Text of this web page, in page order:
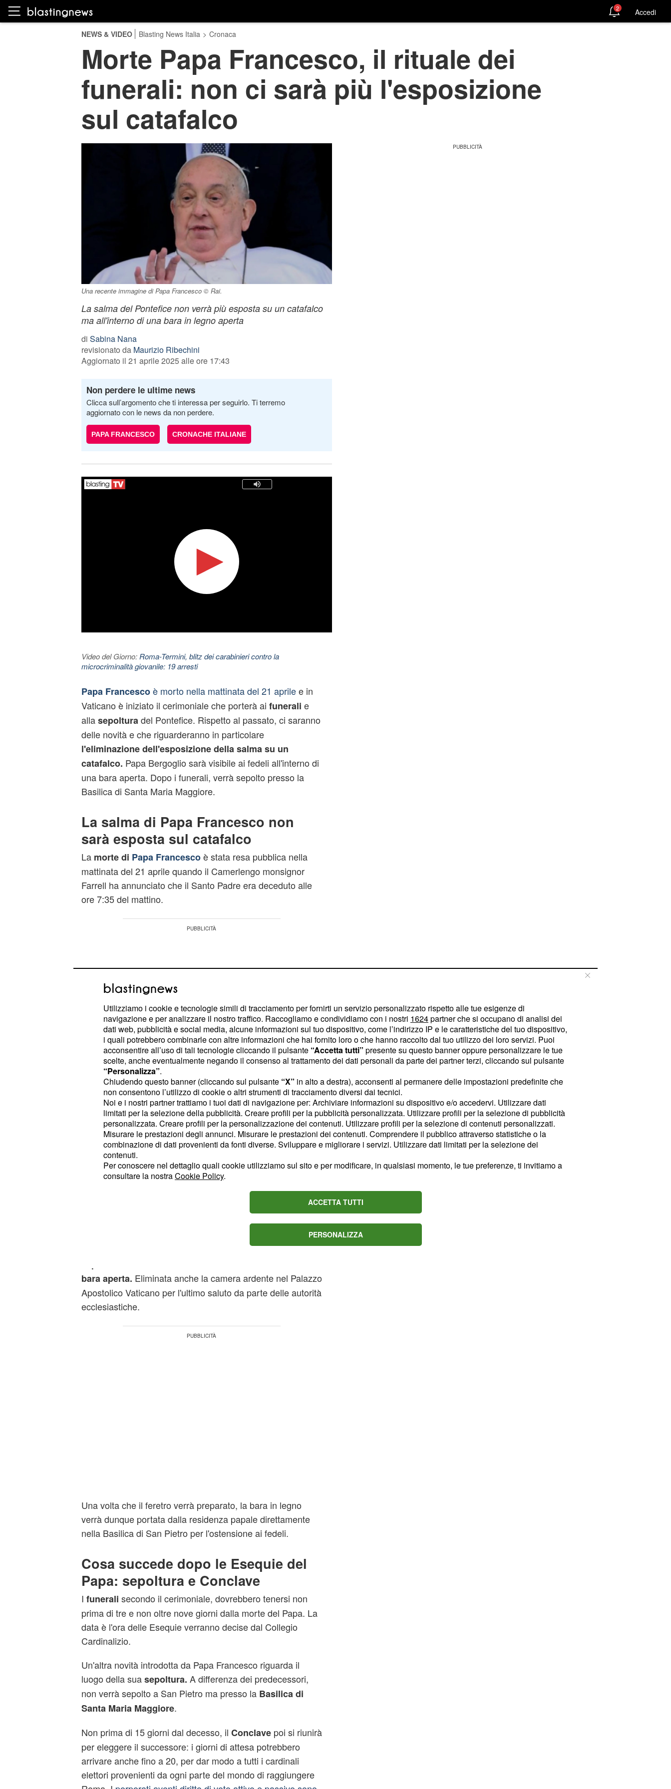
2 Accedi
NEWS & VIDEO Blasting News Italia > Cronaca
Morte Papa Francesco, il rituale dei
funerali: non ci sarà più l'esposizione
sul catafalco
Una recente immagine di Papa Francesco © Rai.
La salma del Pontefice non verrà più esposta su un catafalco
ma all'interno di una bara in legno aperta
di Sabina Nana
revisionato da Maurizio Ribechini
Aggiornato il 21 aprile 2025 alle ore 17:43
Non perdere le ultime news
Clicca sull’argomento che ti interessa per seguirlo. Ti terremo
aggiornato con le news da non perdere.
PAPA FRANCESCO CRONACHE ITALIANE
Video del Giorno: Roma-Termini, blitz dei carabinieri contro la
microcriminalità giovanile: 19 arresti
Papa Francesco è morto nella mattinata del 21 aprilee in
Vaticano è iniziato il cerimoniale che porterà ai funerali e
allasepoltura del Pontefice. Rispetto al passato, ci saranno
delle novità e che riguarderanno in particolare
l'eliminazione dell'esposizione della salma su un
catafalco. Papa Bergoglio sarà visibile ai fedeli all'interno di
una bara aperta. Dopo i funerali, verrà sepolto presso la
Basilica di Santa Maria Maggiore.
La salma di Papa Francesco non
sarà esposta sul catafalco
La morte di Papa Francescoè stata resa pubblica nella
mattinata del 21 aprile quando il Camerlengo monsignor
Farrell ha annunciato che il Santo Padre era deceduto alle
ore 7:35 del mattino.
Solo il giorno prima, il pontefice aveva effettuato la sua
ultima uscita pubblica in piazza San Pietro per salutare i
fedeli a bordo della Papa mobile.
Ora in Vaticano ci si prepara al cerimoniale che porterà ai
funeraliche, per volere dello stessoPapa Francesco,
saranno diversi da quelli dei suoi predecessori. Papa
Bergoglio infatti, desiderava essere sepoltosenza sfarzoe
accaduto sino ad oggi. Per questo nel 2024, aveva
non verrà più
bara aperta. Eliminata anche la camera ardente nel Palazzo
Apostolico Vaticano per l'ultimo saluto da parte delle autorità
ecclesiastiche.
Una volta che il feretro verrà preparato, la bara in legno
verrà dunque portata dalla residenza papale direttamente
nella Basilica di San Pietro per l'ostensione ai fedeli.
Cosa succede dopo le Esequie del
Papa: sepoltura e Conclave
I funerali secondo il cerimoniale, dovrebbero tenersi non
prima di tre e non oltre nove giorni dalla morte del Papa. La
data è l'ora delle Esequie verranno decise dal Collegio
Cardinalizio.
Un'altra novità introdotta da Papa Francesco riguarda il
luogo della suasepoltura. A differenza dei predecessori,
non verrà sepolto a San Pietro ma presso la Basilica di
Santa Maria Maggiore.
Non prima di 15 giorni dal decesso, il Conclavepoi si riunirà
per eleggere il successore: i giorni di attesa potrebbero
arrivare anche fino a 20, per dar modo a tutti i cardinali
elettori provenienti da ogni parte del mondo di raggiungere
Utilizziamo i cookie e tecnologie simili di tracciamento per fornirti un servizio personalizzato rispetto alle tue esigenze di
navigazione e per analizzare il nostro traffico. Raccogliamo e condividiamo con i nostri 1624partner che si occupano di analisi dei
dati web, pubblicità e social media, alcune informazioni sul tuo dispositivo, come l’indirizzo IP e le caratteristiche del tuo dispositivo,
i quali potrebbero combinarle con altre informazioni che hai fornito loro o che hanno raccolto dal tuo utilizzo dei loro servizi. Puoi
acconsentire all’uso di tali tecnologie cliccando il pulsante “Accetta tutti” presente su questo banner oppure personalizzare le tue
scelte, anche eventualmente negando il consenso al trattamento dei dati personali da parte dei partner terzi, cliccando sul pulsante
“Personalizza”.
Chiudendo questo banner (cliccando sul pulsante “X” in alto a destra), acconsenti al permanere delle impostazioni predefinite che
non consentono l’utilizzo di cookie o altri strumenti di tracciamento diversi dai tecnici.
Noi e i nostri partner trattiamo i tuoi dati di navigazione per: Archiviare informazioni su dispositivo e/o accedervi. Utilizzare dati
limitati per la selezione della pubblicità. Creare profili per la pubblicità personalizzata. Utilizzare profili per la selezione di pubblicità
personalizzata. Creare profili per la personalizzazione dei contenuti. Utilizzare profili per la selezione di contenuti personalizzati.
Misurare le prestazioni degli annunci. Misurare le prestazioni dei contenuti. Comprendere il pubblico attraverso statistiche o la
combinazione di dati provenienti da fonti diverse. Sviluppare e migliorare i servizi. Utilizzare dati limitati per la selezione dei
contenuti.
Per conoscere nel dettaglio quali cookie utilizziamo sul sito e per modificare, in qualsiasi momento, le tue preferenze, ti invitiamo a
consultare la nostraCookie Policy.
ACCETTA TUTTI
PERSONALIZZA